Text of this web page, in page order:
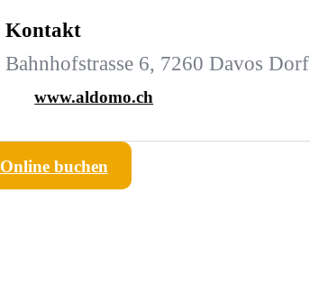
Kontakt
Bahnhofstrasse 6, 7260 Davos Dorf
www.aldomo.ch
Online buchen